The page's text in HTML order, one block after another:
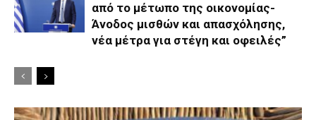
από το μέτωπο της οικονομίας-
Άνοδος μισθών και απασχόλησης,
νέα μέτρα για στέγη και οφειλές”